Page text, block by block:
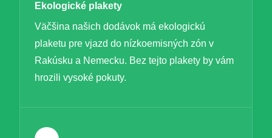
Ekologické plakety
Väčšina našich dodávok má ekologickú
plaketu pre vjazd do nízkoemisných zón v
Rakúsku a Nemecku. Bez tejto plakety by vám
hrozili vysoké pokuty.